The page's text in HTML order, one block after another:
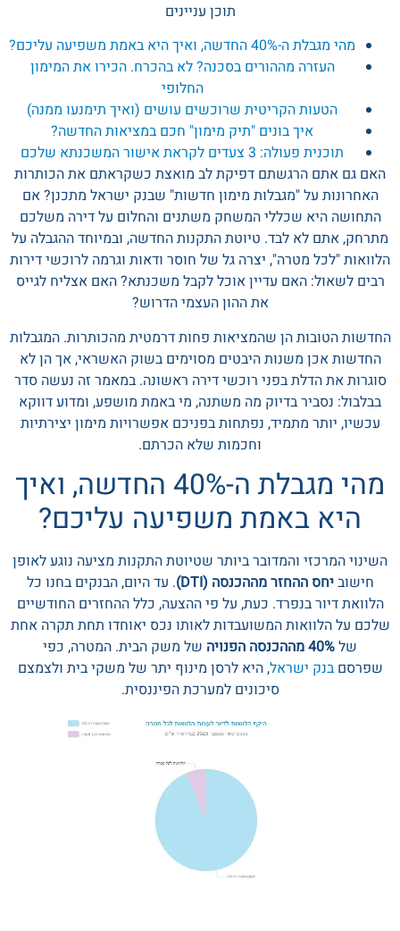
תוכן עניינים
מהי מגבלת ה-40% החדשה, ואיך היא באמת משפיעה עליכם?
העזרה מההורים בסכנה? לא בהכרח. הכירו את המימון
החלופי
הטעות הקריטית שרוכשים עושים (ואיך תימנעו ממנה)
איך בונים "תיק מימון" חכם במציאות החדשה?
תוכנית פעולה: 3 צעדים לקראת אישור המשכנתא שלכם
האם גם אתם הרגשתם דפיקת לב מואצת כשקראתם את הכותרות
האחרונות על "מגבלות מימון חדשות" שבנק ישראל מתכנן? אם
התחושה היא שכללי המשחק משתנים והחלום על דירה משלכם
מתרחק, אתם לא לבד. טיוטת התקנות החדשה, ובמיוחד ההגבלה על
הלוואות "לכל מטרה", יצרה גל של חוסר ודאות וגרמה לרוכשי דירות
רבים לשאול: האם עדיין אוכל לקבל משכנתא? האם אצליח לגייס
את ההון העצמי הדרוש?
החדשות הטובות הן שהמציאות פחות דרמטית מהכותרות. המגבלות
החדשות אכן משנות היבטים מסוימים בשוק האשראי, אך הן לא
סוגרות את הדלת בפני רוכשי דירה ראשונה. במאמר זה נעשה סדר
בבלבול: נסביר בדיוק מה משתנה, מי באמת מושפע, ומדוע דווקא
עכשיו, יותר מתמיד, נפתחות בפניכם אפשרויות מימון יצירתיות
וחכמות שלא הכרתם.
מהי מגבלת ה-40% החדשה, ואיך
היא באמת משפיעה עליכם?
השינוי המרכזי והמדובר ביותר שטיוטת התקנות מציעה נוגע לאופן
חישוביחס ההחזר מההכנסה (DTI)
. עד היום, הבנקים בחנו כל
הלוואת דיור בנפרד. כעת, על פי ההצעה, כלל ההחזרים החודשיים
שלכם על הלוואות המשועבדות לאותו נכס יאוחדו תחת תקרה אחת
של40% מההכנסה הפנויה
של משק הבית. המטרה, כפי
שפרסםבנק ישראל, היא לרסן מינוף יתר של משקי בית ולצמצם
סיכונים למערכת הפיננסית.